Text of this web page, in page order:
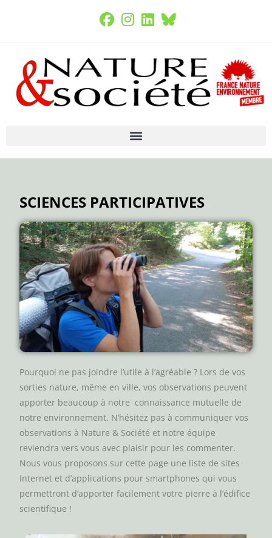
SCIENCES PARTICIPATIVES
Pourquoi ne pas joindre l’utile à l’agréable ? Lors de vos
sorties nature, même en ville, vos observations peuvent
apporter beaucoup à notre connaissance mutuelle de
notre environnement. N’hésitez pas à communiquer vos
observations à Nature & Société et notre équipe
reviendra vers vous avec plaisir pour les commenter.
Nous vous proposons sur cette page une liste de sites
Internet et d’applications pour smartphones qui vous
permettront d’apporter facilement votre pierre à l’édifice
scientifique !